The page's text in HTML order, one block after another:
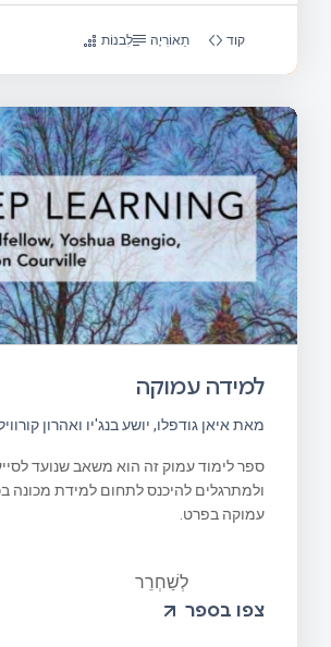
קוד תֵאוֹרִיָה לִבנוֹת
למידה עמוקה
מאת איאן גודפלו, יושע בנג'יו ואהרון
ספר לימוד עמוק זה הוא משאב שנועד
ולמתרגלים להיכנס לתחום למידת מכונה
עמוקה בפרט.
לְשַׁחְרֵר
צפו בספר